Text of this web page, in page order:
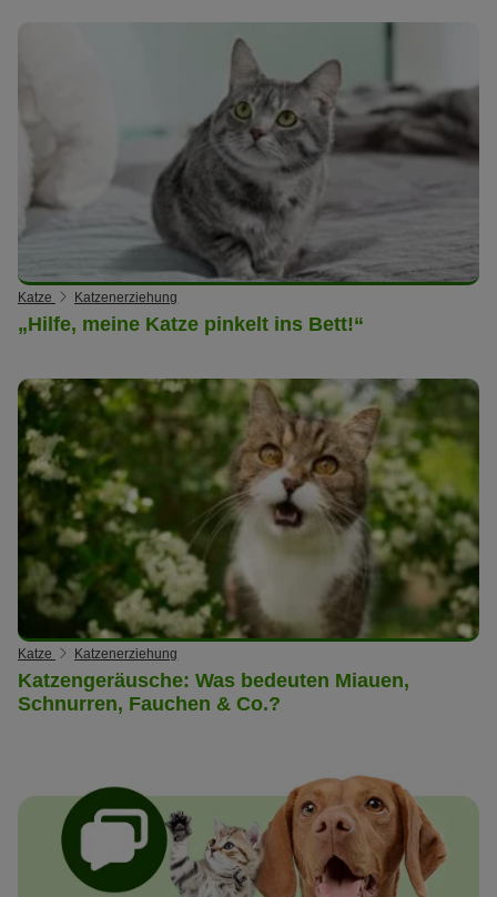
Katze Katzenerziehung
„Hilfe, meine Katze pinkelt ins Bett!“
Katze Katzenerziehung
Katzengeräusche: Was bedeuten Miauen,
Schnurren, Fauchen & Co.?